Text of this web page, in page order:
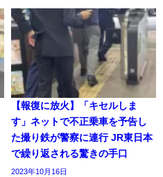
【報復に放火】「キセルしま
す」ネットで不正乗車を予告し
た撮り鉄が警察に連行 JR東日本
で繰り返される驚きの手口
2023年10月16日